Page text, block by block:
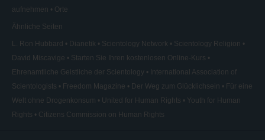
aufnehmen
Orte
Ähnliche Seiten
L. Ron Hubbard Dianetik Scientology Network
Scientology Religion
David Miscavige
Starten Sie Ihren kostenlosen Online-Kurs
Ehrenamtliche Geistliche der Scientology
International Association of
Scientologists
Freedom Magazine Der Weg zum Glücklichsein
Für eine
Welt ohne Drogenkonsum
United for Human Rights
Youth for Human
Rights
Citizens Commission on Human Rights